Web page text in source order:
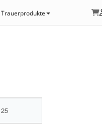
Trauerprodukte